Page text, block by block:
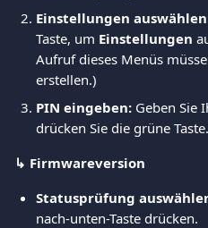
Einstellungen
Taste, um Einstellungen
Aufruf dieses Menüs
erstellen.)
PIN eingeben: Geben Sie
drücken Sie die grüne Taste.
↳ Firmwareversion
Statusprüfung
nach-unten-Taste drücken.